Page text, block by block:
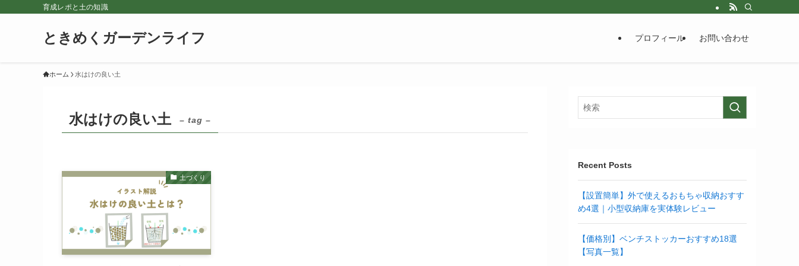
育成レポと土の知識
ときめくガーデンライフ プロフィール お問い合わせ
ホーム 水はけの良い土
水はけの良い土 – tag –
土づくり
Recent Posts
【設置簡単】外で使えるおもちゃ収納おすす
め4選｜小型収納庫を実体験レビュー
【価格別】ベンチストッカーおすすめ18選
【写真一覧】